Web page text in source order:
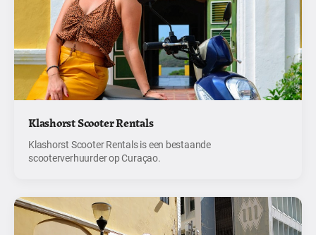
Klashorst Scooter Rentals
Klashorst Scooter Rentals is een bestaande
scooterverhuurder op Curaçao.